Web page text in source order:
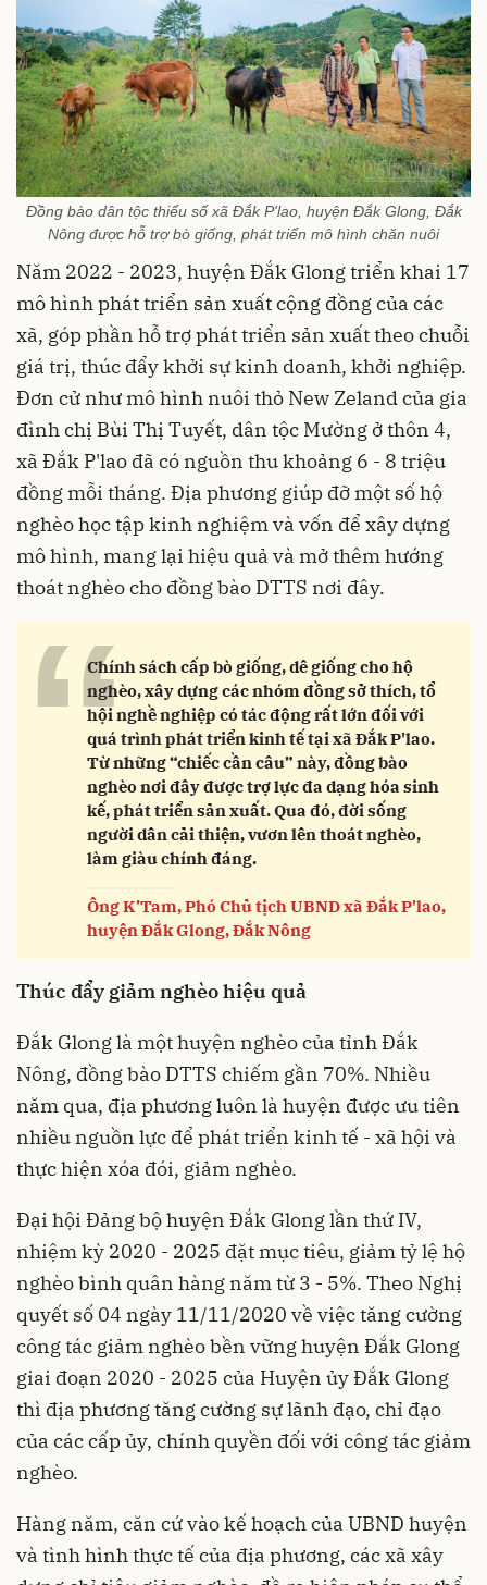
Đồng bào dân tộc thiểu số xã Đắk P'lao, huyện Đắk Glong, Đắk
Nông được hỗ trợ bò giống, phát triển mô hình chăn nuôi
Năm 2022 - 2023, huyện Đắk Glong triển khai 17
mô hình phát triển sản xuất cộng đồng của các
xã, góp phần hỗ trợ phát triển sản xuất theo chuỗi
giá trị, thúc đẩy khởi sự kinh doanh, khởi nghiệp.
Đơn cử như mô hình nuôi thỏ New Zeland của gia
đình chị Bùi Thị Tuyết, dân tộc Mường ở thôn 4,
xã Đắk P'lao đã có nguồn thu khoảng 6 - 8 triệu
đồng mỗi tháng. Địa phương giúp đỡ một số hộ
nghèo học tập kinh nghiệm và vốn để xây dựng
mô hình, mang lại hiệu quả và mở thêm hướng
thoát nghèo cho đồng bào DTTS nơi đây.
“Chính sách cấp bò giống, dê giống cho hộ
nghèo, xây dựng các nhóm đồng sở thích, tổ
hội nghề nghiệp có tác động rất lớn đối với
quá trình phát triển kinh tế tại xã Đắk P'lao.
Từ những “chiếc cần câu” này, đồng bào
nghèo nơi đây được trợ lực đa dạng hóa sinh
kế, phát triển sản xuất. Qua đó, đời sống
người dân cải thiện, vươn lên thoát nghèo,
làm giàu chính đáng.
Ông K’Tam, Phó Chủ tịch UBND xã Đắk P'lao,
huyện Đắk Glong, Đắk Nông
Thúc đẩy giảm nghèo hiệu quả
Đắk Glong là một huyện nghèo của tỉnh Đắk
Nông, đồng bào DTTS chiếm gần 70%. Nhiều
năm qua, địa phương luôn là huyện được ưu tiên
nhiều nguồn lực để phát triển kinh tế - xã hội và
thực hiện xóa đói, giảm nghèo.
Đại hội Đảng bộ huyện Đắk Glong lần thứ IV,
nhiệm kỳ 2020 - 2025 đặt mục tiêu, giảm tỷ lệ hộ
nghèo bình quân hàng năm từ 3 - 5%. Theo Nghị
quyết số 04 ngày 11/11/2020 về việc tăng cường
công tác giảm nghèo bền vững huyện Đắk Glong
giai đoạn 2020 - 2025 của Huyện ủy Đắk Glong
thì địa phương tăng cường sự lãnh đạo, chỉ đạo
của các cấp ủy, chính quyền đối với công tác giảm
nghèo.
Hàng năm, căn cứ vào kế hoạch của UBND huyện
và tình hình thực tế của địa phương, các xã xây